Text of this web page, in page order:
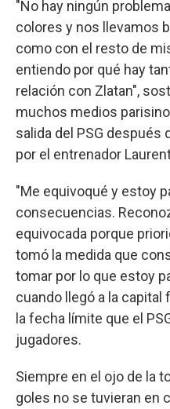
"No hay ningún
colores y nos llevamos
como con el resto de
entiendo por qué hay
relación con Zlatan",
muchos medios
salida del PSG después
por el entrenador
"Me equivoqué y estoy
consecuencias.
equivocada porque
tomó la medida que
tomar por lo que estoy
cuando llegó a la
la fecha límite que el
jugadores.
Siempre en el ojo de la
goles no se tuvieran en